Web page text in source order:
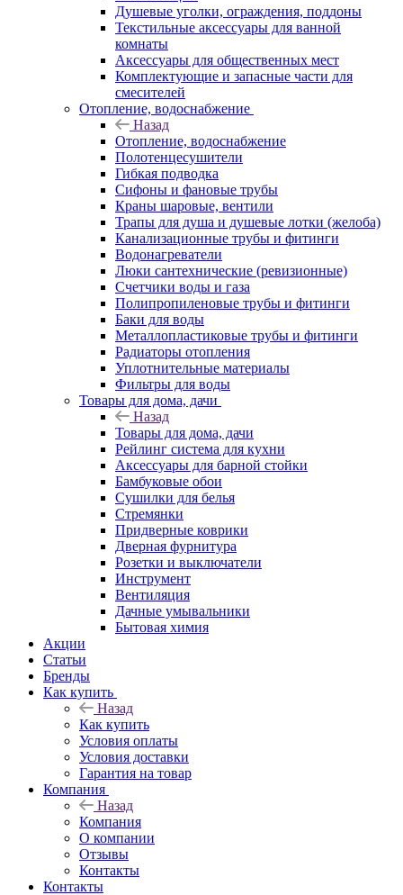
Душевые уголки, ограждения, поддоны
Текстильные аксессуары для ванной
комнаты
Аксессуары для общественных мест
Комплектующие и запасные части для
смесителей
Отопление, водоснабжение
Назад
Отопление, водоснабжение
Полотенцесушители
Гибкая подводка
Сифоны и фановые трубы
Краны шаровые, вентили
Трапы для душа и душевые лотки (желоба)
Канализационные трубы и фитинги
Водонагреватели
Люки сантехнические (ревизионные)
Счетчики воды и газа
Полипропиленовые трубы и фитинги
Баки для воды
Металлопластиковые трубы и фитинги
Радиаторы отопления
Уплотнительные материалы
Фильтры для воды
Товары для дома, дачи
Назад
Товары для дома, дачи
Рейлинг система для кухни
Аксессуары для барной стойки
Бамбуковые обои
Сушилки для белья
Стремянки
Придверные коврики
Дверная фурнитура
Розетки и выключатели
Инструмент
Вентиляция
Дачные умывальники
Бытовая химия
Акции
Статьи
Бренды
Как купить
Назад
Как купить
Условия оплаты
Условия доставки
Гарантия на товар
Компания
Назад
Компания
О компании
Отзывы
Контакты
Контакты